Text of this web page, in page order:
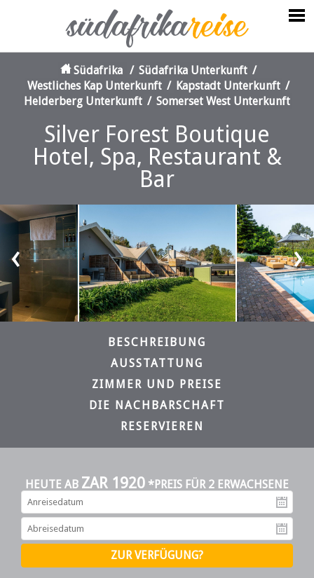
Südafrika / Südafrika Unterkunft /
Westliches Kap Unterkunft / Kapstadt Unterkunft /
Helderberg Unterkunft / Somerset West Unterkunft
Silver Forest Boutique
Hotel, Spa, Restaurant &
Bar
‹ ›
BESCHREIBUNG
AUSSTATTUNG
ZIMMER UND PREISE
DIE NACHBARSCHAFT
RESERVIEREN
HEUTE AB ZAR 1920 *PREIS FÜR 2 ERWACHSENE